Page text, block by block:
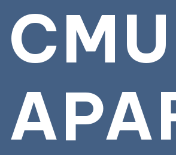
qua
tới
nộiCMU